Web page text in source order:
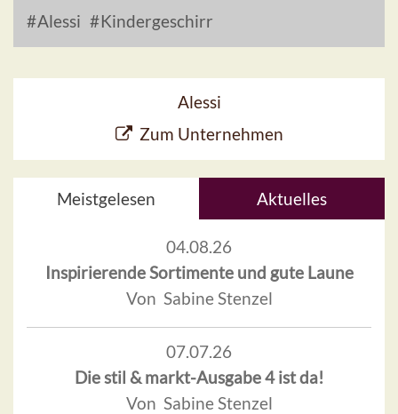
Alessi Kindergeschirr
Alessi
Zum Unternehmen
Meistgelesen Aktuelles
04.08.26
Inspirierende Sortimente und gute Laune
Von Sabine Stenzel
07.07.26
Die stil & markt-Ausgabe 4 ist da!
Von Sabine Stenzel